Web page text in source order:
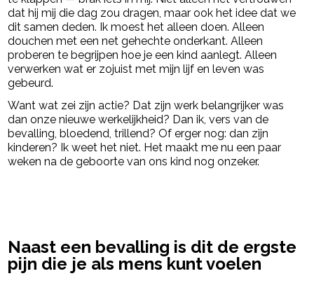
dat hij mij die dag zou dragen, maar ook het idee dat we
dit samen deden. Ik moest het alleen doen. Alleen
douchen met een net gehechte onderkant. Alleen
proberen te begrijpen hoe je een kind aanlegt. Alleen
verwerken wat er zojuist met mijn lijf en leven was
gebeurd.
Want wat zei zijn actie? Dat zijn werk belangrijker was
dan onze nieuwe werkelijkheid? Dan ik, vers van de
bevalling, bloedend, trillend? Of erger nog: dan zijn
kinderen? Ik weet het niet. Het maakt me nu een paar
weken na de geboorte van ons kind nog onzeker.
Naast een bevalling is dit de ergste
pijn die je als mens kunt voelen